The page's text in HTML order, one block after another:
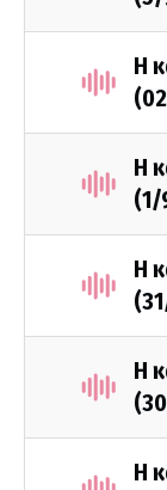
Η
Η
(1/
Η
Η
Η